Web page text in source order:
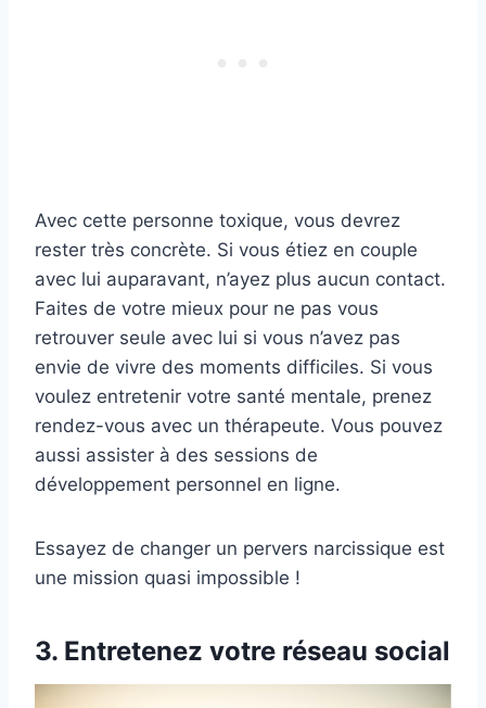
Avec cette personne toxique, vous devrez
rester très concrète. Si vous étiez en couple
avec lui auparavant, n’ayez plus aucun contact.
Faites de votre mieux pour ne pas vous
retrouver seule avec lui si vous n’avez pas
envie de vivre des moments difficiles. Si vous
voulez entretenir votre santé mentale, prenez
rendez-vous avec un thérapeute. Vous pouvez
aussi assister à des sessions de
développement personnel en ligne.
Essayez de changer un pervers narcissique est
une mission quasi impossible !
3. Entretenez votre réseau social